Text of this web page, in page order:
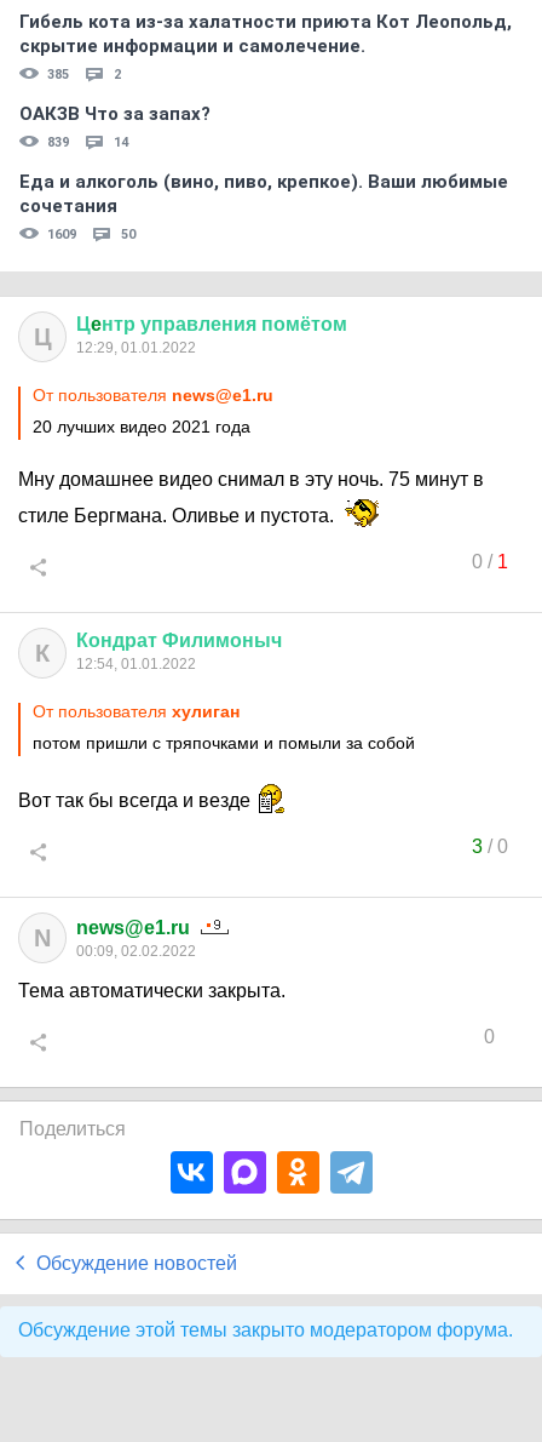
Гибель кота из-за халатности приюта Кот Леопольд,
скрытиe информации и самолечение.
385 2
ОАКЗВ Что за запах?
839 14
Еда и алкоголь (вино, пиво, крепкое). Ваши любимые
сочетания
1609 50
Ц Цeнтр управления помётом
12:29, 01.01.2022
От пользователя news@e1.ru
20 лучших видео 2021 года
Мну домашнее видео снимал в эту ночь. 75 минут в
стиле Бергмана. Оливье и пустота.
0/ 1
К Кондрат Филимоныч
12:54, 01.01.2022
От пользователя хулиган
потом пришли с тряпочками и помыли за собой
Вот так бы всегда и везде
3/0
N news@e1.ru
00:09, 02.02.2022
Тема автоматически закрыта.
0
Поделиться
Обсуждение новостей
Обсуждение этой темы закрыто модератором форума.